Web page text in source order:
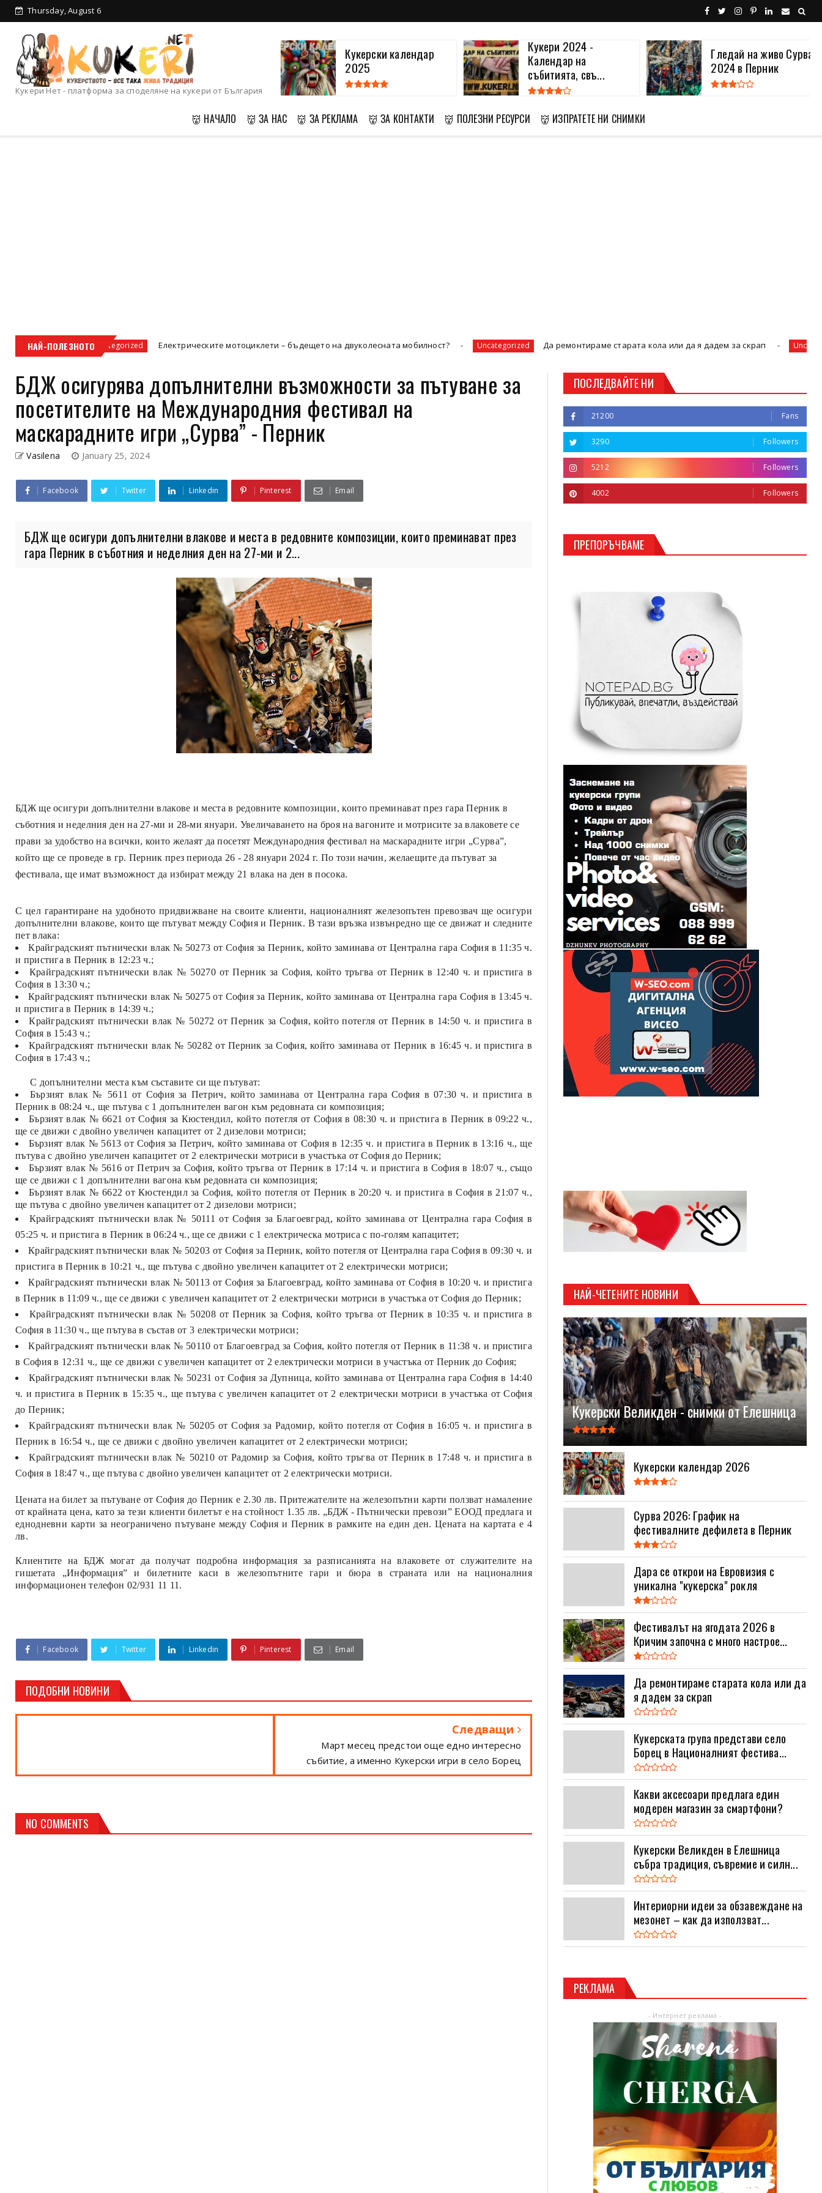
Thursday, August 6
Кукери Нет - платформа за споделяне на кукери от България
Кукерски календар
2025
Кукери 2024 -
Календар на
събитията, свъ...
Гледай на живо Сурва
2024 в Перник
👹 НАЧАЛО 👹 ЗА НАС 👹 ЗА РЕКЛАМА 👹 ЗА КОНТАКТИ 👹 ПОЛЕЗНИ РЕСУРСИ 👹 ИЗПРАТЕТЕ НИ СНИМКИ
НАЙ-ПОЛЕЗНОТО
Uncategorized Електрическите мотоциклети – бъдещето на двуколесната мобилност? Uncategorized Да ремонтираме старата кола или да я дадем за скрап Uncategorized Дара
БДЖ осигурява допълнителни възможности за пътуване за
посетителите на Международния фестивал на
маскарадните игри „Сурва” - Перник
Vasilena January 25, 2024
Facebook Twitter Linkedin Pinterest Email
БДЖ ще осигури допълнителни влакове и места в редовните композиции, които преминават през
гара Перник в съботния и неделния ден на 27-ми и 2...
БДЖ ще осигури допълнителни влакове и места в редовните композиции, които преминават през гара Перник в
съботния и неделния ден на 27-ми и 28-ми януари. Увеличаването на броя на вагоните и мотрисите за влаковете се
прави за удобство на всички, които желаят да посетят Международния фестивал на маскарадните игри „Сурва”,
който ще се проведе в гр. Перник през периода 26 - 28 януари 2024 г. По този начин, желаещите да пътуват за
фестивала, ще имат възможност да избират между 21 влака на ден в посока.
С цел гарантиране на удобното придвижване на своите клиенти, националният железопътен превозвач ще осигури
допълнителни влакове, които ще пътуват между София и Перник. В тази връзка извънредно ще се движат и следните
пет влака:
Крайградският пътнически влак № 50273 от София за Перник, който заминава от Централна гара София в 11:35 ч.
и пристига в Перник в 12:23 ч.;
Крайградският пътнически влак № 50270 от Перник за София, който тръгва от Перник в 12:40 ч. и пристига в
София в 13:30 ч.;
Крайградският пътнически влак № 50275 от София за Перник, който заминава от Централна гара София в 1 3:45 ч.
и пристига в Перник в 14:39 ч.;
Крайградският пътнически влак № 50272 от Перник за София, който потегля от Перник в 14:50 ч. и пристига в
София в 1 5:43 ч.;
Крайградският пътнически влак № 50282 от Перник за София, който заминава от Перник в 16:45 ч. и пристига в
София в 17:43 ч.;
С допълнителни места към съставите си ще пътуват:
Бързият влак № 561 1 от София за Петрич, който заминава от Централна гара София в 07:30 ч. и пристига в
Перник в 08:24 ч., ще пътува с 1 допълнителен вагон към редовната си композиция;
Бързият влак № 6621 от София за Кюстендил, който потегля от София в 08:30 ч. и пристига в Перник в 09:22 ч.,
ще се движи с двойно увеличен капацитет от 2 дизелови мотриси;
Бързият влак № 5613 от София за Петрич, който заминава от София в 12:35 ч. и пристига в Перник в 13:16 ч., ще
пътува с двойно увеличен капацитет от 2 електрически мотриси в участъка от София до Перник;
Бързият влак № 5616 от Петрич за София, който тръгва от Перник в 17:14 ч. и пристига в София в 18:07 ч., също
ще се движи с 1 допълнителни вагона към редовната си композиция;
Бързият влак № 6622 от Кюстендил за София, който потегля от Перник в 20:20 ч. и пристига в София в 21:07 ч.,
ще пътува с двойно увеличен капацитет от 2 дизелови мотриси;
Крайградският пътнически влак № 50111 от София за Благоевград, който заминава от Централна гара София в
05:25 ч. и пристига в Перник в 06:24 ч., ще се движи с 1 електрическа мотриса с по-голям капацитет;
Крайградският пътнически влак № 50203 от София за Перник, който потегля от Централна гара София в 09:30 ч. и
пристига в Перник в 10:21 ч., ще пътува с двойно увеличен капацитет от 2 електрически мотриси;
Крайградският пътнически влак № 50113 от София за Благоевград, който заминава от София в 10:20 ч. и пристига
в Перник в 11:09 ч., ще се движи с увеличен капацитет от 2 електрически мотриси в участъка от София до Перник;
Крайградският пътнически влак № 50208 от Перник за София, който тръгва от Перник в 10:35 ч. и пристига в
София в 11:30 ч., ще пътува в състав от 3 електрически мотриси;
Крайградският пътнически влак № 50110 от Благоевград за София, който потегля от Перник в 11:38 ч. и пристига
в София в 12:31 ч., ще се движи с увеличен капацитет от 2 електрически мотриси в участъка от Перник до София;
Крайградският пътнически влак № 50231 от София за Дупница, който заминава от Централна гара София в 14:40
ч. и пристига в Перник в 15:35 ч., ще пътува с увеличен капацитет от 2 електрически мотриси в участъка от София
до Перник;
Крайградският пътнически влак № 50205 от София за Радомир, който потегля от София в 16:05 ч. и пристига в
Перник в 16:54 ч., ще се движи с двойно увеличен капацитет от 2 електрически мотриси;
Крайградският пътнически влак № 50210 от Радомир за София, който тръгва от Перник в 17:48 ч. и пристига в
София в 18:47 ч., ще пътува с двойно увеличен капацитет от 2 електрически мотриси.
Цената на билет за пътуване от София до Перник е 2.30 лв. Притежателите на железопътни карти ползват намаление
от крайната цена, като за тези клиенти билетът е на стойност 1.35 лв. „БДЖ - Пътнически превози” ЕООД предлага и
еднодневни карти за неограничено пътуване между София и Перник в рамките на един ден. Цената на картата е 4
лв.
Клиентите на БДЖ могат да получат подробна информация за разписанията на влаковете от служителите на
гишетата „Информация” и билетните каси в железопътните гари и бюра в страната или на националния
информационен телефон 02/931 11 11.
Facebook Twitter Linkedin Pinterest Email
ПОДОБНИ НОВИНИ
Следващи
Март месец предстои още едно интересно
събитие, а именно Кукерски игри в село Борец
NO COMMENTS
ПОСЛЕДВАЙТЕ НИ
21200 Fans
3290 Followers
5212 Followers
4002 Followers
ПРЕПОРЪЧВАМЕ
НАЙ-ЧЕТЕНИТЕ НОВИНИ
Кукерски Великден - снимки от Елешница
Кукерски календар 2026
Сурва 2026: График на
фестивалните дефилета в Перник
Дара се открои на Евровизия с
уникална "кукерска" рокля
Фестивалът на ягодата 2026 в
Кричим започна с много настрое...
Да ремонтираме старата кола или да
я дадем за скрап
Кукерската група представи село
Борец в Националният фестива...
Какви аксесоари предлага един
модерен магазин за смартфони?
Кукерски Великден в Елешница
събра традиция, съвремие и силн...
Интериорни идеи за обзавеждане на
мезонет – как да използват...
РЕКЛАМА
- Интернет реклама -